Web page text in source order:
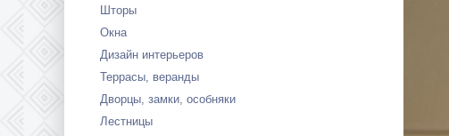
Шторы
Окна
Дизайн интерьеров
Террасы, веранды
Дворцы, замки, особняки
Лестницы